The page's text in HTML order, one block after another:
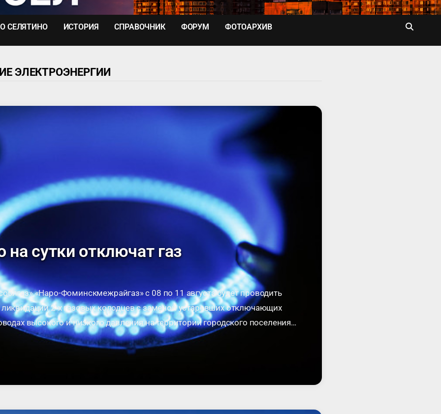
О СЕЛЯТИНО ИСТОРИЯ СПРАВОЧНИК ФОРУМ ФОТОАРХИВ
ЭЛЕКТРОЭНЕРГИИ
на сутки отключат газ
«Наро-Фоминскмежрайгаз» с 08 по 11 августа будет проводить
2-х газовых колодцев с заменой устаревших отключающих
высокого и низкого давления на территории городского поселения
№ 10 и …